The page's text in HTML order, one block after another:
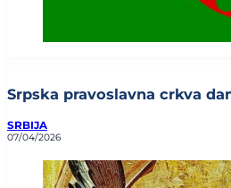
Srpska pravoslavna crkva
SRBIJA
07/04/2026